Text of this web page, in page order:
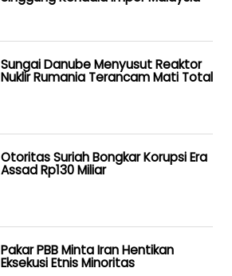
Sungai Danube Menyusut Reaktor
Nuklir Rumania Terancam Mati Total
Otoritas Suriah Bongkar Korupsi Era
Assad Rp130 Miliar
Pakar PBB Minta Iran Hentikan
Eksekusi Etnis Minoritas